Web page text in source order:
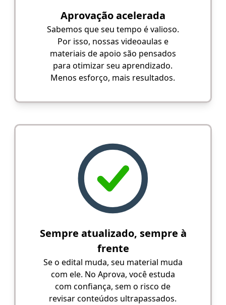
Aprovação acelerada
Sabemos que seu tempo é valioso.
Por isso, nossas videoaulas e
materiais de apoio são pensados
para otimizar seu aprendizado.
Menos esforço, mais resultados.
Sempre atualizado, sempre à
frente
Se o edital muda, seu material muda
com ele. No Aprova, você estuda
com confiança, sem o risco de
revisar conteúdos ultrapassados.